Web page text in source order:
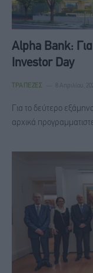
Alpha Bank: Για
Investor Day
ΤΡΆΠΕΖΕΣ 8 Απριλίου,
Για το δεύτερο
αρχικά